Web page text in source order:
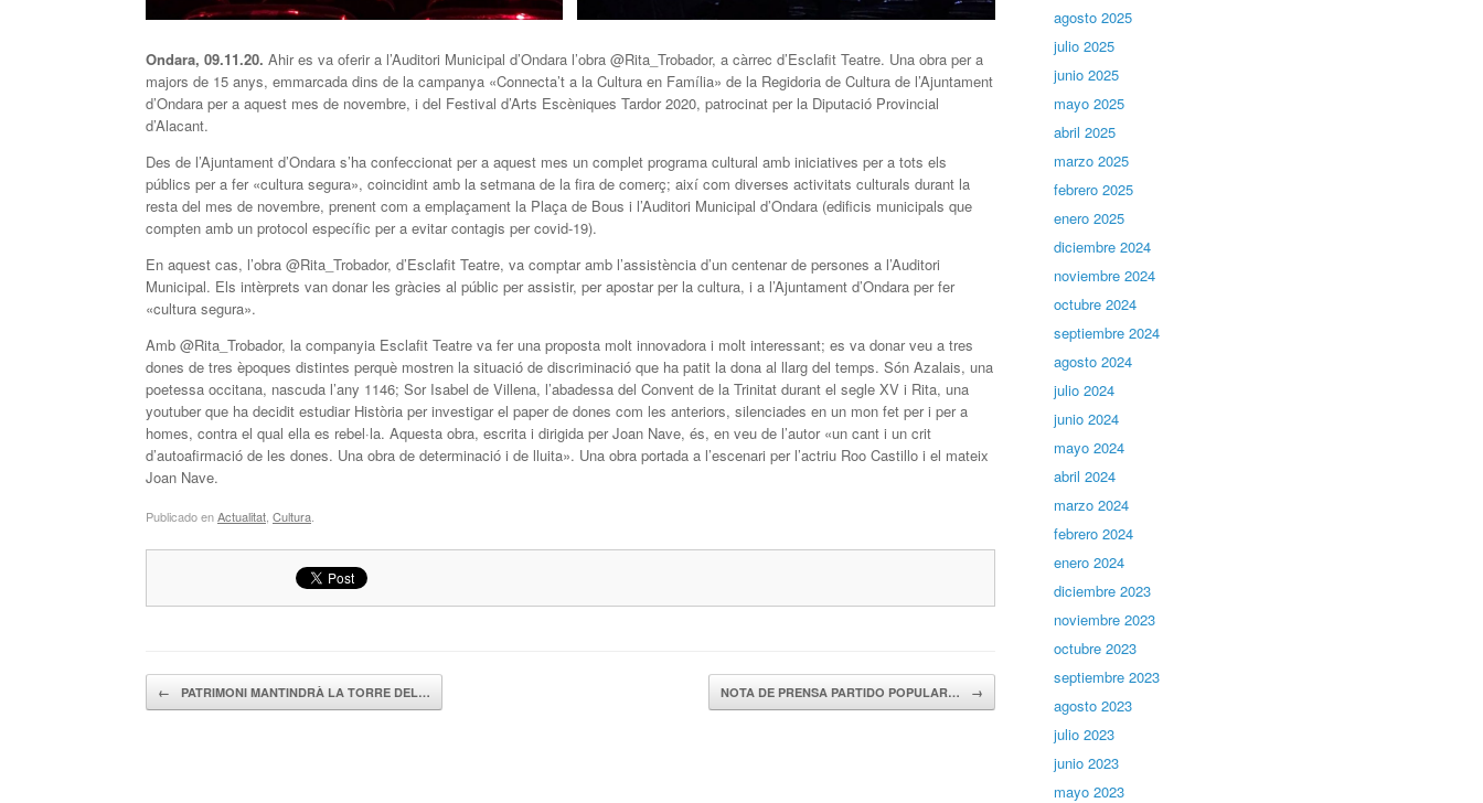
Ondara, 09.11.20. Ahir es va oferir a l’Auditori Municipal d’Ondara l’obra @Rita_Trobador, a càrrec d’Esclafit Teatre. Una obra per a
majors de 15 anys, emmarcada dins de la campanya «Connecta’t a la Cultura en Família» de la Regidoria de Cultura de l’Ajuntament
d’Ondara per a aquest mes de novembre, i del Festival d’Arts Escèniques Tardor 2020, patrocinat per la Diputació Provincial
d’Alacant.
Des de l’Ajuntament d’Ondara s’ha confeccionat per a aquest mes un complet programa cultural amb iniciatives per a tots els
públics per a fer «cultura segura», coincidint amb la setmana de la fira de comerç; així com diverses activitats culturals durant la
resta del mes de novembre, prenent com a emplaçament la Plaça de Bous i l’Auditori Municipal d’Ondara (edificis municipals que
compten amb un protocol específic per a evitar contagis per covid-19).
En aquest cas, l’obra @Rita_Trobador, d’Esclafit Teatre, va comptar amb l’assistència d’un centenar de persones a l’Auditori
Municipal. Els intèrprets van donar les gràcies al públic per assistir, per apostar per la cultura, i a l’Ajuntament d’Ondara per fer
«cultura segura».
Amb @Rita_Trobador, la companyia Esclafit Teatre va fer una proposta molt innovadora i molt interessant; es va donar veu a tres
dones de tres èpoques distintes perquè mostren la situació de discriminació que ha patit la dona al llarg del temps. Són Azalais, una
poetessa occitana, nascuda l’any 1146; Sor Isabel de Villena, l’abadessa del Convent de la Trinitat durant el segle XV i Rita, una
youtuber que ha decidit estudiar Història per investigar el paper de dones com les anteriors, silenciades en un mon fet per i per a
homes, contra el qual ella es rebel·la. Aquesta obra, escrita i dirigida per Joan Nave, és, en veu de l’autor «un cant i un crit
d’autoafirmació de les dones. Una obra de determinació i de lluita». Una obra portada a l’escenari per l’actriu Roo Castillo i el mateix
Joan Nave.
Publicado enActualitat, Cultura.
Navegador de artículos
← PATRIMONI MANTINDRÀ LA TORRE DEL… NOTA DE PRENSA PARTIDO POPULAR… →
agosto 2025
julio 2025
junio 2025
mayo 2025
abril 2025
marzo 2025
febrero 2025
enero 2025
diciembre 2024
noviembre 2024
octubre 2024
septiembre 2024
agosto 2024
julio 2024
junio 2024
mayo 2024
abril 2024
marzo 2024
febrero 2024
enero 2024
diciembre 2023
noviembre 2023
octubre 2023
septiembre 2023
agosto 2023
julio 2023
junio 2023
mayo 2023